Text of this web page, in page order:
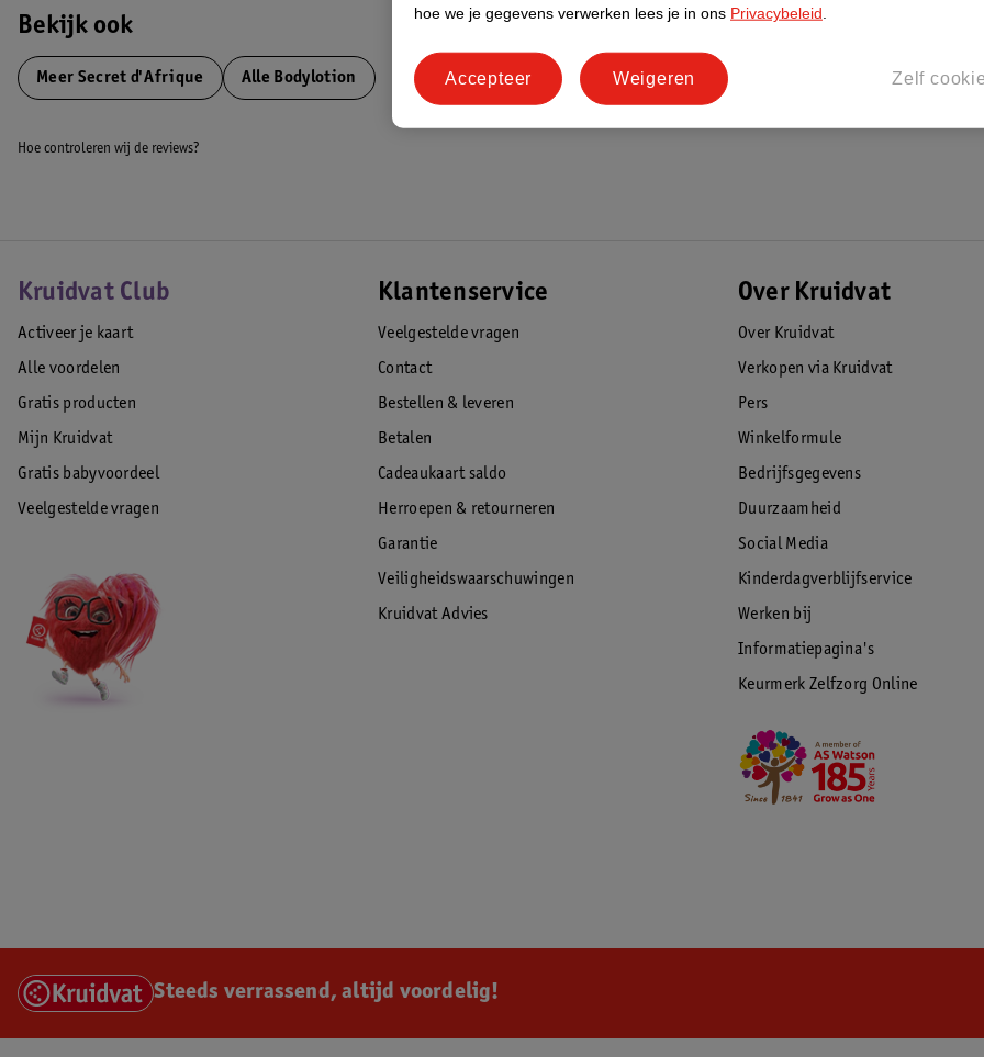
Bekijk ook
Meer Secret d'Afrique Alle Bodylotion
Hoe controleren wij de reviews?
Kruidvat Club
Activeer je kaart
Alle voordelen
Gratis producten
Mijn Kruidvat
Gratis babyvoordeel
Veelgestelde vragen
Klantenservice
Veelgestelde vragen
Contact
Bestellen & leveren
Betalen
Cadeaukaart saldo
Herroepen & retourneren
Garantie
Veiligheidswaarschuwingen
Kruidvat Advies
Over Kruidvat
Over Kruidvat
Verkopen via Kruidvat
Pers
Winkelformule
Bedrijfsgegevens
Duurzaamheid
Social Media
Kinderdagverblijfservice
Werken bij
Informatiepagina's
Keurmerk Zelfzorg Online
Steeds verrassend, altijd voordelig!
hoe we je gegevens verwerken lees je in ons Privacybeleid
Zelf
Weigeren
Accepteer